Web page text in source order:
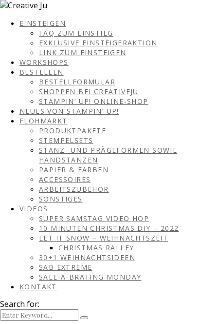
EINSTEIGEN
FAQ ZUM EINSTIEG
EXKLUSIVE EINSTEIGERAKTION
LINK ZUM EINSTEIGEN
WORKSHOPS
BESTELLEN
BESTELLFORMULAR
SHOPPEN BEI CREATIVEJU
STAMPIN‘ UP! ONLINE-SHOP
NEUES VON STAMPIN‘ UP!
FLOHMARKT
PRODUKTPAKETE
STEMPELSETS
STANZ- UND PRÄGEFORMEN SOWIE
HANDSTANZEN
PAPIER & FARBEN
ACCESSOIRES
ARBEITSZUBEHÖR
SONSTIGES
VIDEOS
SUPER SAMSTAG VIDEO HOP
10 MINUTEN CHRISTMAS DIY – 2022
LET IT SNOW – WEIHNACHTSZEIT
CHRISTMAS RALLEY
30+1 WEIHNACHTSIDEEN
SAB EXTREME
SALE-A-BRATING MONDAY
KONTAKT
Search for: